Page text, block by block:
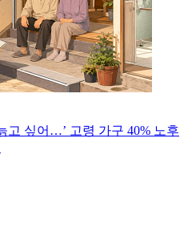
고 싶어…’ 고령 가구 40% 노후